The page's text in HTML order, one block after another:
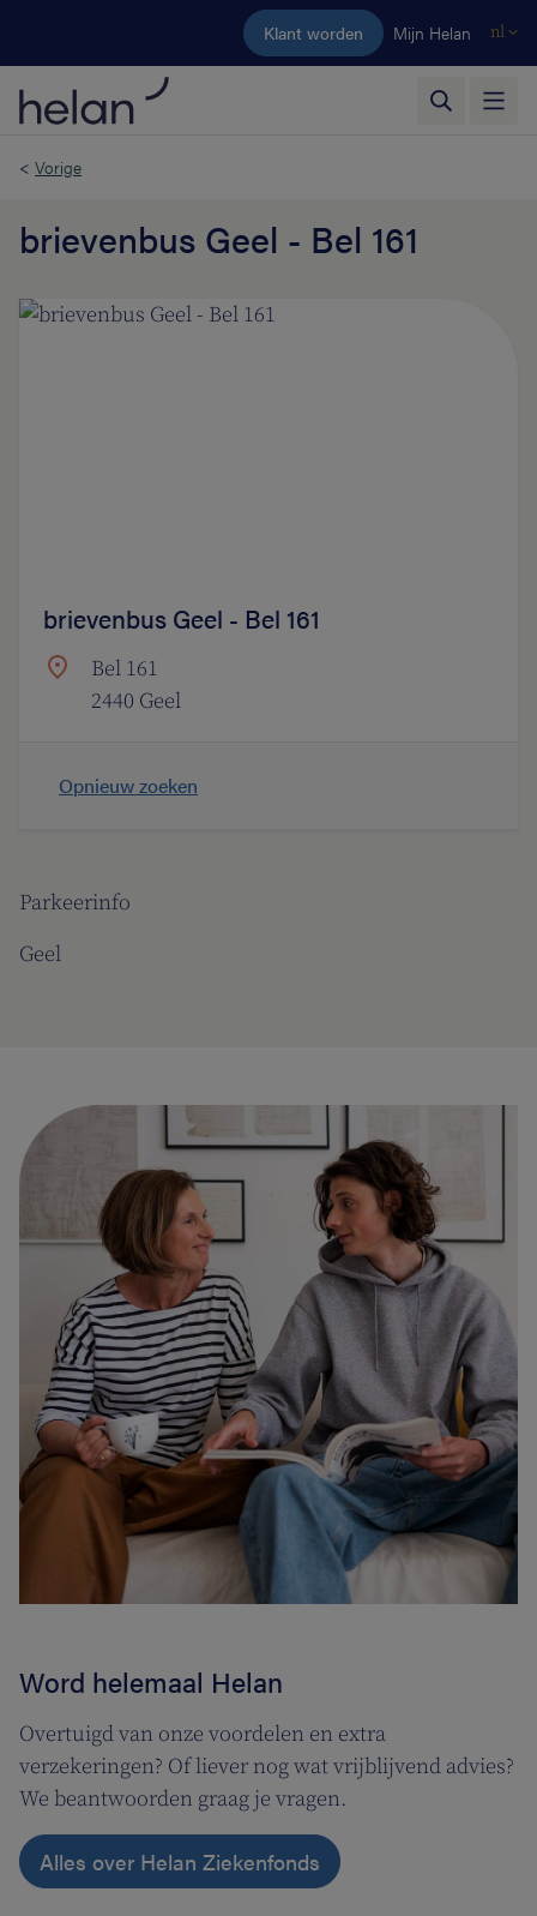
Ga naar de hoofdinhoud
Klant worden Mijn Helan nl
< Vorige
brievenbus Geel - Bel 161
Parkeerinfo
Geel
brievenbus Geel - Bel 161
Bel 161
2440 Geel
Opnieuw zoeken
Word helemaal Helan
Overtuigd van onze voordelen en extra
verzekeringen? Of liever nog wat vrijblijvend advies?
We beantwoorden graag je vragen.
Alles over Helan Ziekenfonds